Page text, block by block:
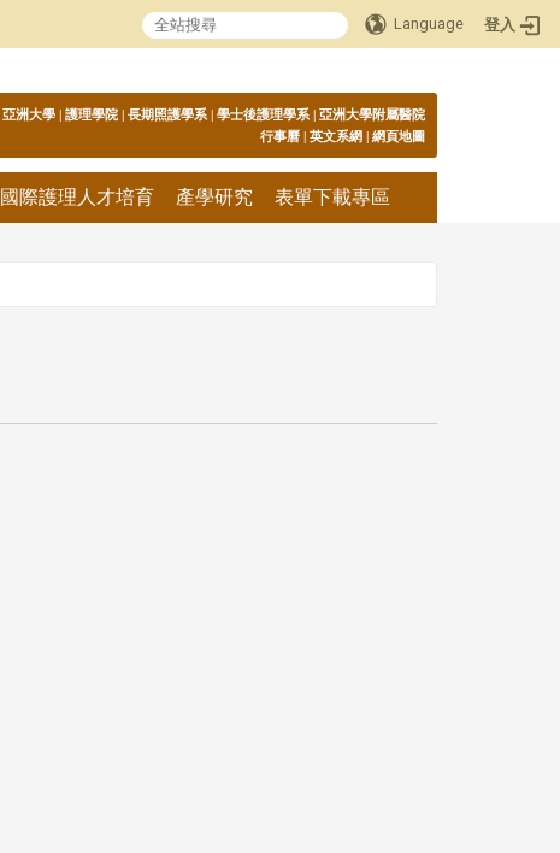
Language 登入
:::
亞洲大學 | 護理學院 | 長期照護學系 | 學士後護理學系 | 亞洲大學附屬醫院
行事曆 | 英文系網 | 網頁地圖
國際護理人才培育 產學研究 表單下載專區